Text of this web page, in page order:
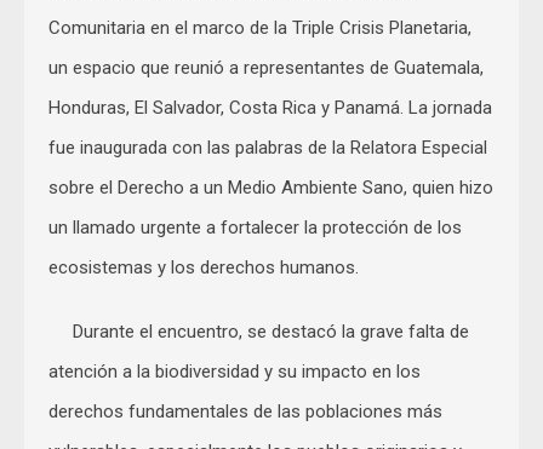
Comunitaria en el marco de la Triple Crisis Planetaria,
un espacio que reunió a representantes de Guatemala,
Honduras, El Salvador, Costa Rica y Panamá. La jornada
fue inaugurada con las palabras de la Relatora Especial
sobre el Derecho a un Medio Ambiente Sano, quien hizo
un llamado urgente a fortalecer la protección de los
ecosistemas y los derechos humanos.
Durante el encuentro, se destacó la grave falta de
atención a la biodiversidad y su impacto en los
derechos fundamentales de las poblaciones más